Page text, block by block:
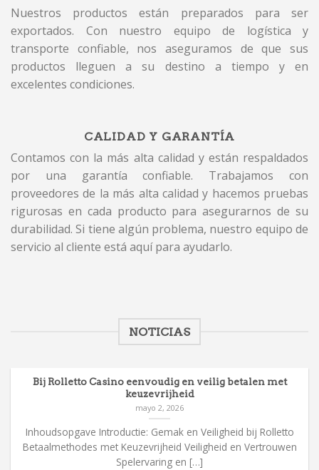
Nuestros productos están preparados para ser
exportados. Con nuestro equipo de logística y
transporte confiable, nos aseguramos de que sus
productos lleguen a su destino a tiempo y en
excelentes condiciones.
CALIDAD Y GARANTÍA
Contamos con la más alta calidad y están respaldados
por una garantía confiable. Trabajamos con
proveedores de la más alta calidad y hacemos pruebas
rigurosas en cada producto para asegurarnos de su
durabilidad. Si tiene algún problema, nuestro equipo de
servicio al cliente está aquí para ayudarlo.
NOTICIAS
Bij Rolletto Casino eenvoudig en veilig betalen met
keuzevrijheid
mayo 2, 2026
Inhoudsopgave Introductie: Gemak en Veiligheid bij Rolletto
Betaalmethodes met Keuzevrijheid Veiligheid en Vertrouwen
Spelervaring en […]